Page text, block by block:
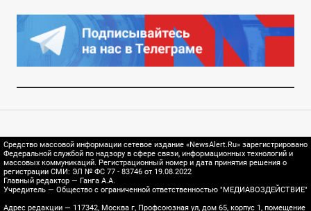
Средство массовой информации сетевое издание «NewsAlert.Ru» зарегистрировано
Федеральной службой по надзору в сфере связи, информационных технологий и
массовых коммуникаций. Регистрационный номер и дата принятия решения о
регистрации СМИ: ЭЛ № ФС 77 - 83746 от 19.08.2022
Главный редактор — Ганга А.А.
Учредитель — Общество с ограниченной ответственностью "МЕДИАВОЗДЕЙСТВИЕ"
Адрес редакции — 117342, Москва г, Профсоюзная ул, дом 65, корпус 1, помещение